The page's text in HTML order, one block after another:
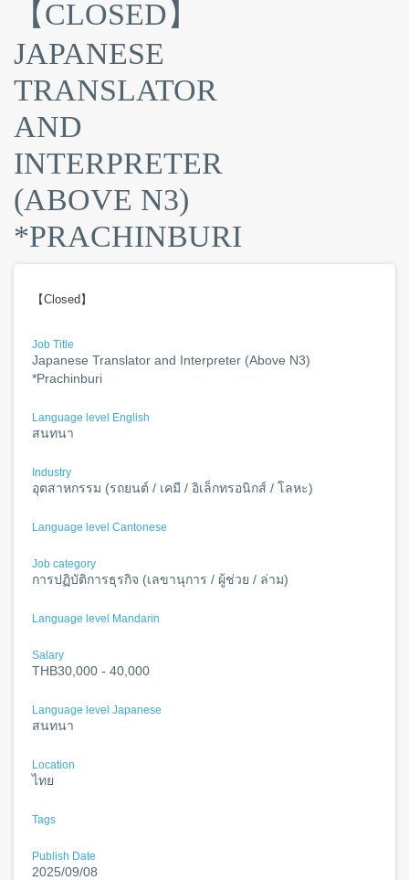
【CLOSED】
JAPANESE
TRANSLATOR
AND
INTERPRETER
(ABOVE N3)
*PRACHINBURI
【Closed】
Job Title
Japanese Translator and Interpreter (Above N3)
*Prachinburi
Language level English
สนทนา
Industry
อุตสาหกรรม (รถยนต์ / เคมี / อิเล็กทรอนิกส์ / โลหะ)
Language level Cantonese
Job category
การปฏิบัติการธุรกิจ (เลขานุการ / ผู้ช่วย / ล่าม)
Language level Mandarin
Salary
THB30,000 - 40,000
Language level Japanese
สนทนา
Location
ไทย
Tags
Publish Date
2025/09/08